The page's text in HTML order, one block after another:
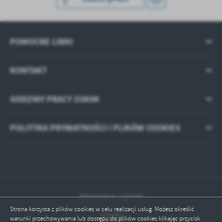
Strona korzysta z plików cookies w celu realizacji usług. Możesz określić
warunki przechowywania lub dostępu do plików cookies klikając przycisk
POMOCNE LINKI
KONTAKT
GODZINY PRACY ZGKIM
POLITYKA PRYWATNOŚCI I PLIKÓW COOKIES
Odwiedzin: 115155